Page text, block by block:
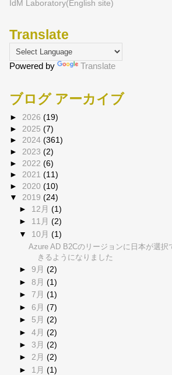
IdM Laboratory(English site)
Translate
Powered by Translate
ブログ アーカイブ
► 2026 (19)
► 2025 (7)
► 2024 (361)
► 2023 (2)
► 2022 (6)
► 2021 (11)
► 2020 (10)
▼ 2019 (24)
► 12月(1)
► 11月(2)
▼ 10月(1)
Azure AD B2Cのリージョンに日本が選択
きるようになりました
►9月(2)
►8月(1)
►7月(1)
►6月(7)
► 5月(2)
►4月(2)
► 3月(2)
►2月(2)
► 1月(1)